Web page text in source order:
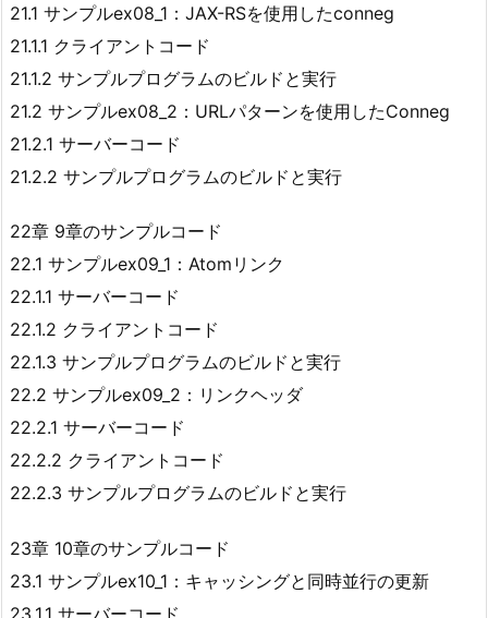
21.1 サンプルex08_1：JAX-RSを使用したconneg
21.1.1 クライアントコード
21.1.2 サンプルプログラムのビルドと実行
21.2 サンプルex08_2：URLパターンを使用したConneg
21.2.1 サーバーコード
21.2.2 サンプルプログラムのビルドと実行
22章 9章のサンプルコード
22.1 サンプルex09_1：Atomリンク
22.1.1 サーバーコード
22.1.2 クライアントコード
22.1.3 サンプルプログラムのビルドと実行
22.2 サンプルex09_2：リンクヘッダ
22.2.1 サーバーコード
22.2.2 クライアントコード
22.2.3 サンプルプログラムのビルドと実行
23章 10章のサンプルコード
23.1 サンプルex10_1：キャッシングと同時並行の更新